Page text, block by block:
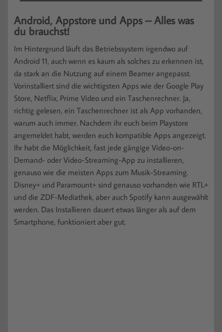
Android, Appstore und Apps – Alles was
du brauchst!
Im Hintergrund läuft das Betriebssystem irgendwo auf
Android 11, auch wenn es kaum als solches zu erkennen ist,
da stark an die Nutzung auf einem Beamer angepasst.
Vorinstalliert sind die wichtigsten Apps wie der Google Play
Store, Netflix, Prime Video und ein Taschenrechner. Ja,
richtig gelesen, ein Taschenrechner ist als App vorhanden,
warum auch immer. Nachdem ihr euch beim Playstore
angemeldet habt, werden euch kompatible Apps angezeigt.
Ihr habt die Möglichkeit, fast jede gängige Video-on-
Demand- oder Video-Streaming-App zu installieren,
genauso wie die meisten Apps zum Musik-Streaming.
Disney+ und Paramount+ sind genauso vorhanden wie RTL+
und die ZDF-Mediathek, aber auch Spotify kann ausgewählt
werden. Das Installieren dauert etwas länger als auf dem
Smartphone, funktioniert aber gut.